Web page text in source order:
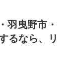
羽曳野市・
るなら、リ